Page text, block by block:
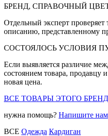
БРЕНД, СПРАВОЧНЫЙ
Отдельный эксперт проверяет
описанию, представленному
СОСТОЯЛОСЬ УСЛОВИЯ
Если выявляется различие
состоянием товара, продавцу
новая цена.
ВСЕ ТОВАРЫ ЭТОГО
нужна помощь? Напишите нам
ВСЕ Одежда Кардиган